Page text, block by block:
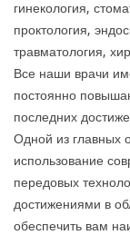
гинекология,
проктология,
травматология,
Все наши врачи
постоянно
последних
Одной из главных
использование
передовых
достижениями в
обеспечить вам